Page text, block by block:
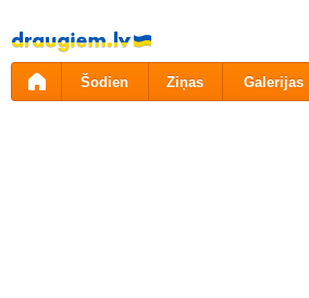
Pāriet
uz
saturu
Šodien Ziņas Galerijas